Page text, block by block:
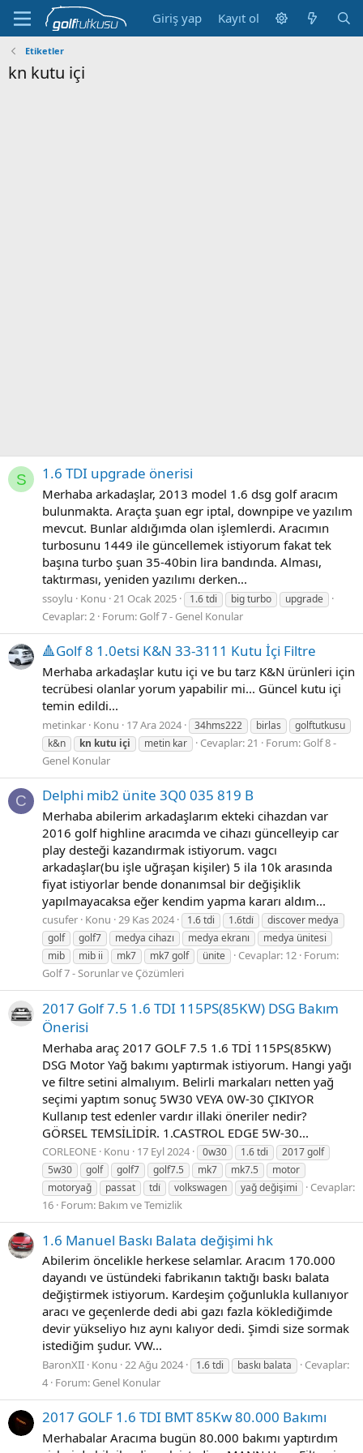
Giriş yap Kayıt ol
Etiketler
kn kutu içi
S 1.6 TDI upgrade önerisi
Merhaba arkadaşlar, 2013 model 1.6 dsg golf aracım
bulunmakta. Araçta şuan egr iptal, downpipe ve yazılım
mevcut. Bunlar aldığımda olan işlemlerdi. Aracımın
turbosunu 1449 ile güncellemek istiyorum fakat tek
başına turbo şuan 35-40bin lira bandında. Alması,
taktırması, yeniden yazılımı derken...
ssoylu Konu 21 Ocak 2025 1.6 tdi big turbo upgrade
Cevaplar: 2 Forum: Golf 7 - Genel Konular
🔺Golf 8 1.0etsi K&N 33-3111 Kutu İçi Filtre
Merhaba arkadaşlar kutu içi ve bu tarz K&N ürünleri için
tecrübesi olanlar yorum yapabilir mi... Güncel kutu içi
temin edildi...
metinkar Konu 17 Ara 2024 34hms222 birlas
golftutkusu
k&n
kn kutu içi metin kar Cevaplar: 21 Forum: Golf 8 -
Genel Konular
C Delphi mib2 ünite 3Q0 035 819 B
Merhaba abilerim arkadaşlarım ekteki cihazdan var
2016 golf highline aracımda ve cihazı güncelleyip car
play desteği kazandırmak istiyorum. vagcı
arkadaşlar(bu işle uğraşan kişiler) 5 ila 10k arasında
fiyat istiyorlar bende donanımsal bir değişiklik
yapılmayacaksa eğer kendim yapma kararı aldım...
cusufer Konu 29 Kas 2024 1.6 tdi 1.6tdi̇
discover medya
golf
golf7 medya cihazı medya ekranı
medya ünitesi
mib
mib ii mk7 mk7 golf ünite Cevaplar: 12 Forum:
Golf 7 - Sorunlar ve Çözümleri
2017 Golf 7.5 1.6 TDI 115PS(85KW) DSG Bakım
Önerisi
Merhaba araç 2017 GOLF 7.5 1.6 TDİ 115PS(85KW)
DSG Motor Yağ bakımı yaptırmak istiyorum. Hangi yağı
ve filtre setini almalıyım. Belirli markaları netten yağ
seçimi yaptım sonuç 5W30 VEYA 0W-30 ÇIKIYOR
Kullanıp test edenler vardır illaki öneriler nedir?
GÖRSEL TEMSİLİDİR. 1.CASTROL EDGE 5W-30...
CORLEONE Konu 17 Eyl 2024 0w30 1.6 tdi
2017 golf
5w30
golf golf7 golf7.5 mk7 mk7.5
motor
motoryağ
passat tdi̇ volkswagen yağ değişimi
Cevaplar:
16 Forum: Bakım ve Temizlik
1.6 Manuel Baskı Balata değişimi hk
Abilerim öncelikle herkese selamlar. Aracım 170.000
dayandı ve üstündeki fabrikanın taktığı baskı balata
değiştirmek istiyorum. Kardeşim çoğunlukla kullanıyor
aracı ve geçenlerde dedi abi gazı fazla köklediğimde
devir yükseliyo hız aynı kalıyor dedi. Şimdi size sormak
istediğim şudur. VW...
BaronXII Konu 22 Ağu 2024 1.6 tdi baskı balata
Cevaplar:
4 Forum: Genel Konular
2017 GOLF 1.6 TDI BMT 85Kw 80.000 Bakımı
Merhabalar Aracıma bugün 80.000 bakımı yaptırdım